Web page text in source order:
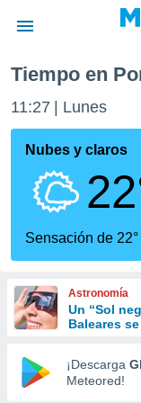
de
ha
calidad.
a este
las
y
forma
digital
basada
Tiempo en
11:27 Lunes
Nubes y claros
Sensación de 22°
Astronomía
Un “Sol
Baleares
¡Descarga
Meteored!